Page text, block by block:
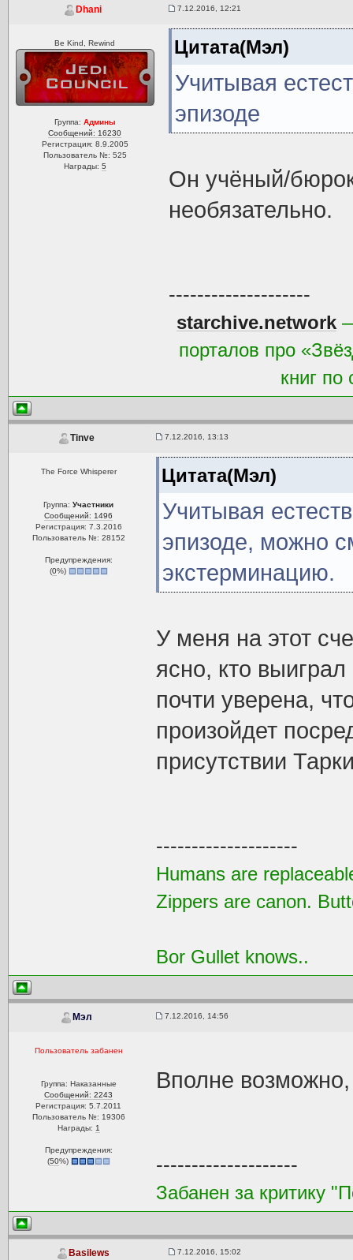
Dhani 7.12.2016, 12:21
Be Kind, Rewind
Группа: Админы
Сообщений: 16230
Регистрация: 8.9.2005
Пользователь №: 525
Награды: 5
Цитата(Мэл)
Учитывая
эпизоде
Он учёный/
необязательно.
--------------------
starchive.network
порталов про
книг по
Tinve 7.12.2016, 13:13
The Force Whisperer
Группа:Участники
Сообщений: 1496
Регистрация: 7.3.2016
Пользователь №: 28152
Предупреждения:
(0%)
Цитата(Мэл)
Учитывая
эпизоде, можно
экстерминацию.
У меня на этот
ясно, кто
почти уверена,
произойдет
присутствии
--------------------
Humans are
Zippers are canon.
Bor Gullet knows..
Мэл 7.12.2016, 14:56
Пользователь забанен
Группа: Наказанные
Сообщений: 2243
Регистрация: 5.7.2011
Пользователь №: 19306
Награды: 1
Предупреждения:
(50%)
Вполне возможно,
--------------------
Забанен за критику
Basilews 7.12.2016, 15:02